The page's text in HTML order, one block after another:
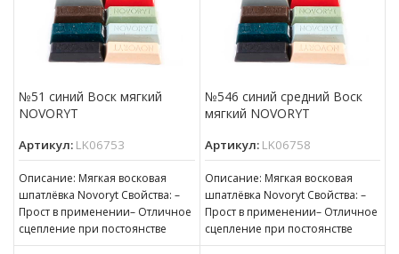
№51 синий Воск мягкий
NOVORYT
Артикул: LK06753
Описание: Мягкая восковая
шпатлёвка Novoryt Свойства: –
Прост в применении– Отличное
сцепление при постоянстве
консистенции– Готов к
№546 синий средний Воск
мягкий NOVORYT
Артикул: LK06758
Описание: Мягкая восковая
шпатлёвка Novoryt Свойства: –
Прост в применении– Отличное
сцепление при постоянстве
консистенции– Готов к